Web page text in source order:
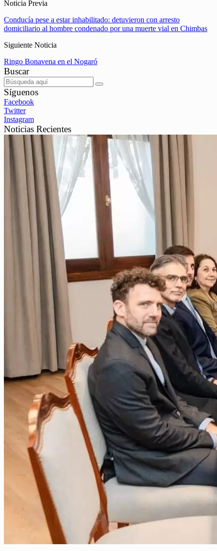
Noticia Previa
Conducía pese a estar inhabilitado: detuvieron con arresto
domiciliario al hombre condenado por una muerte vial en Chimbas
Siguiente Noticia
Ringo Bonavena en el Nogaró
Buscar
Síguenos
Facebook
Twitter
Instagram
Noticias Recientes